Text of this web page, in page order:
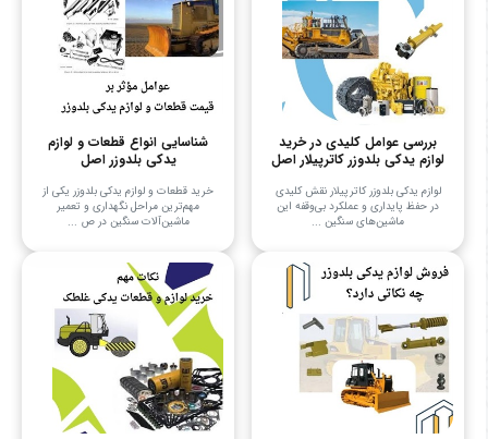
بررسی عوامل کلیدی در خرید
لوازم یدکی بلدوزر کاترپیلار اصل
لوازم یدکی بلدوزر کاترپیلار نقش کلیدی
در حفظ پایداری و عملکرد بی‌وقفه این
ماشین‌های سنگین ...
شناسایی انواع قطعات و لوازم
یدکی بلدوزر اصل
خرید قطعات و لوازم یدکی بلدوزر یکی از
مهم‌ترین مراحل نگهداری و تعمیر
ماشین‌آلات سنگین در ص ...